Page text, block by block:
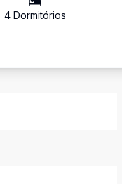
4Dormitórios